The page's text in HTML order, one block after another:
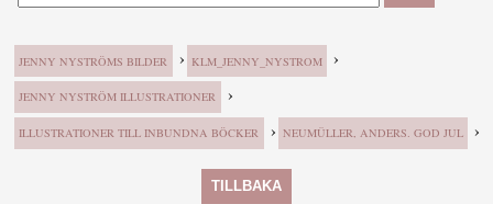
JENNY NYSTRÖMS BILDER › KLM_JENNY_NYSTROM ›
JENNY NYSTRÖM ILLUSTRATIONER ›
ILLUSTRATIONER TILL INBUNDNA BÖCKER › NEUMÜLLER, ANDERS. GOD JUL ›
TILLBAKA